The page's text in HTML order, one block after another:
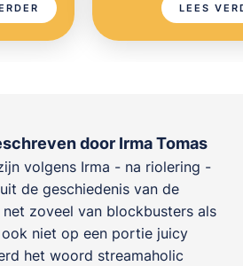
LEES
door Irma Tomas
volgens Irma - na riolering -
de geschiedenis van de
zoveel van blockbusters als
niet op een portie juicy
het woord streamaholic